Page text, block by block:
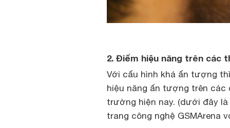
2. Điểm hiệu năng trên các
Với cấu hình khá ấn tượng
hiệu năng ấn tượng trên các
trường hiện nay. (dưới đây
trang công nghệ GSMArena